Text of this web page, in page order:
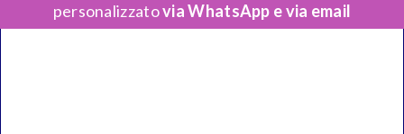
personalizzatovia WhatsApp e via email